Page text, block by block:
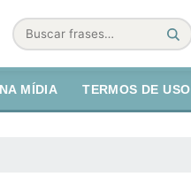
Buscar
MÍDIA TERMOS DE USO